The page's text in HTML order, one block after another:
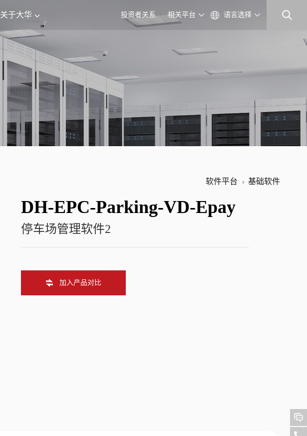
语言选择
相关平台
投资者关系
关于大华
软件平台 基础软件
DH-EPC-Parking-VD-Epay
停车场管理软件2
加入产品对比